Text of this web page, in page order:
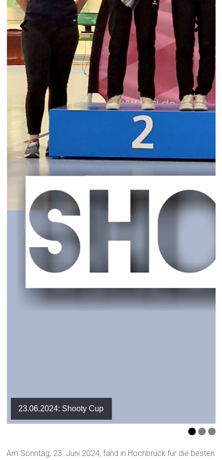
23.06.2024: Shooty Cup
Am Sonntag, 23. Juni 2024, fand in Hochbrück für die besten